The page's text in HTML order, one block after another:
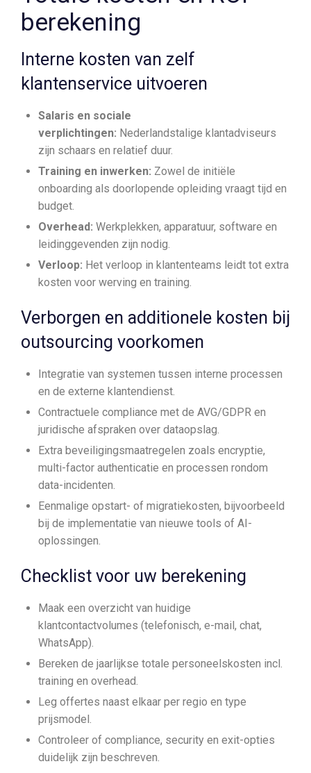
berekening
Interne kosten van zelf
klantenservice uitvoeren
Salaris en sociale
verplichtingen: Nederlandstalige klantadviseurs
zijn schaars en relatief duur.
Training en inwerken: Zowel de initiële
onboarding als doorlopende opleiding vraagt tijd en
budget.
Overhead: Werkplekken, apparatuur, software en
leidinggevenden zijn nodig.
Verloop: Het verloop in klantenteams leidt tot extra
kosten voor werving en training.
Verborgen en additionele kosten bij
outsourcing voorkomen
Integratie van systemen tussen interne processen
en de externe klantendienst.
Contractuele compliance met de AVG/GDPR en
juridische afspraken over dataopslag.
Extra beveiligingsmaatregelen zoals encryptie,
multi-factor authenticatie en processen rondom
data-incidenten.
Eenmalige opstart- of migratiekosten, bijvoorbeeld
bij de implementatie van nieuwe tools of AI-
oplossingen.
Checklist voor uw berekening
Maak een overzicht van huidige
klantcontactvolumes (telefonisch, e-mail, chat,
WhatsApp).
Bereken de jaarlijkse totale personeelskosten incl.
training en overhead.
Leg offertes naast elkaar per regio en type
prijsmodel.
Controleer of compliance, security en exit-opties
duidelijk zijn beschreven.